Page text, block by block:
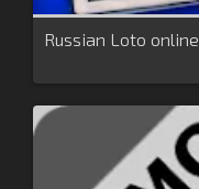
Russian Loto online